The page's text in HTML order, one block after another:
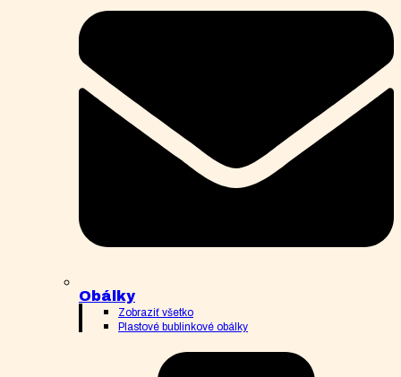
Obálky
Zobraziť všetko
Plastové bublinkové obálky